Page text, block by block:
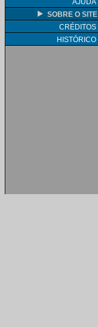
AJUDA
SOBRE O SITE
CRÉDITOS
HISTÓRICO